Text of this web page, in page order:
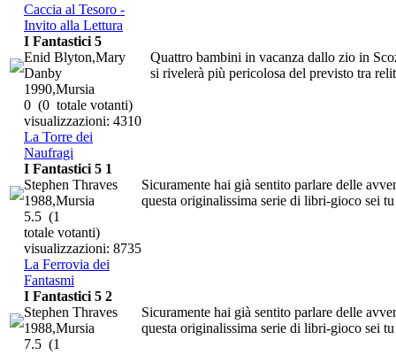
Caccia al Tesoro -
Invito alla Lettura
Quattro bambini in vacanza dallo zio in
si rivelerà più pericolosa del previsto tra
I Fantastici 5
Enid Blyton,Mary
Danby
1990,Mursia
0 (0 totale votanti)
visualizzazioni: 4310
La Torre dei
Naufragi
Sicuramente hai già sentito parlare delle
questa originalissima serie di libri-gioco sei tu
I Fantastici 5 1
Stephen Thraves
1988,Mursia
5.5 (1
totale votanti)
visualizzazioni: 8735
La Ferrovia dei
Fantasmi
Sicuramente hai già sentito parlare delle
questa originalissima serie di libri-gioco sei tu
I Fantastici 5 2
Stephen Thraves
1988,Mursia
7.5 (1